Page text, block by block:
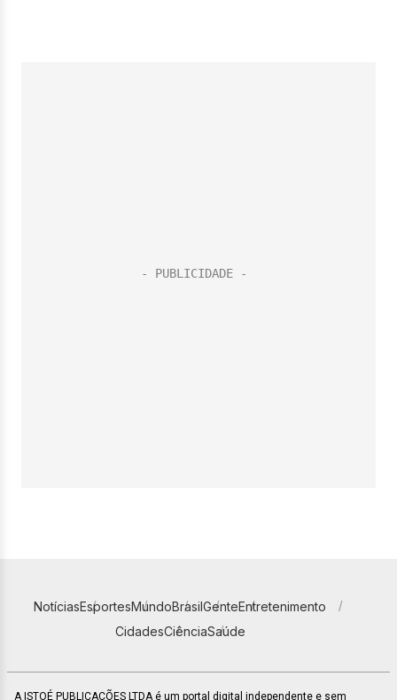
NotíciasEsportesMundoBrasilGenteEntretenimento
CidadesCiênciaSaúde
A ISTOÉ PUBLICAÇÕES LTDA é um portal digital independente e sem